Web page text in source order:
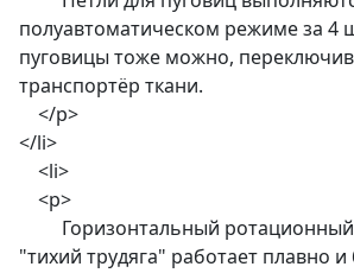
полуавтоматическом режиме за 4
пуговицы тоже можно,
транспортёр ткани.
</p>
</li>
<li>
<p>
Горизонтальный ротационный
"тихий трудяга" работает плавно